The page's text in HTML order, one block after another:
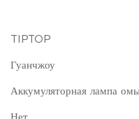
TIPTOP
Гуанчжоу
Аккумуляторная лампа